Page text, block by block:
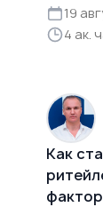
19
4 ак.
Как